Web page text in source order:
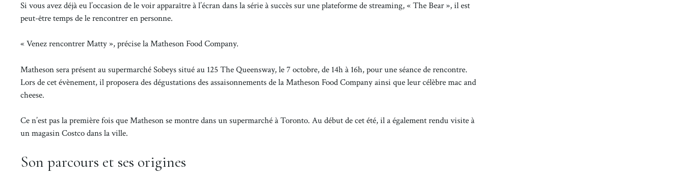
Si vous avez déjà eu l’occasion de le voir apparaître à l’écran dans la série à succès sur une plateforme de streaming, « The Bear », il est
peut-être temps de le rencontrer en personne.
« Venez rencontrer Matty », précise la Matheson Food Company.
Matheson sera présent au supermarché Sobeys situé au 125 The Queensway, le 7 octobre, de 14h à 16h, pour une séance de rencontre.
Lors de cet évènement, il proposera des dégustations des assaisonnements de la Matheson Food Company ainsi que leur célèbre mac and
cheese.
Ce n’est pas la première fois que Matheson se montre dans un supermarché à Toronto. Au début de cet été, il a également rendu visite à
un magasin Costco dans la ville.
Son parcours et ses origines